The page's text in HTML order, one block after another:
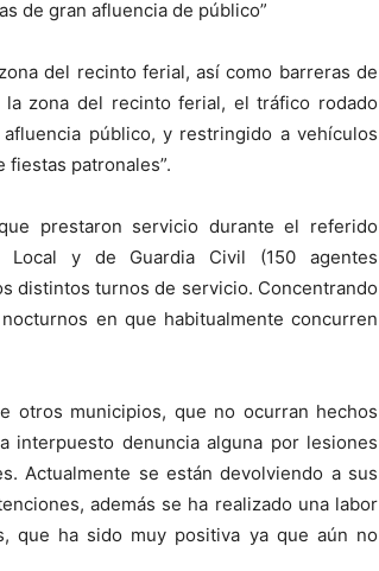
de gran afluencia de público”
del recinto ferial, así como barreras de
zona del recinto ferial, el tráfico rodado
público, y restringido a vehículos
patronales”.
prestaron servicio durante el referido
y de Guardia Civil (150 agentes
distintos turnos de servicio. Concentrando
en que habitualmente concurren
otros municipios, que no ocurran hechos
denuncia alguna por lesiones
Actualmente se están devolviendo a sus
además se ha realizado una labor
que ha sido muy positiva ya que aún no